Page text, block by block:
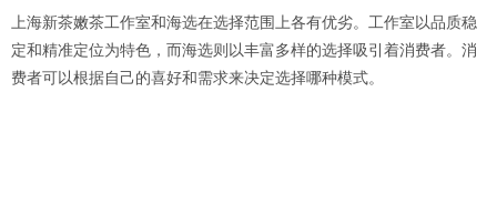
上海新茶嫩茶工作室和海选在选择范围上各有优劣。工作室以品质稳
定和精准定位为特色，而海选则以丰富多样的选择吸引着消费者。消
费者可以根据自己的喜好和需求来决定选择哪种模式。